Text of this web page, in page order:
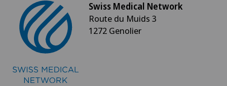
Swiss Medical Network
Route du Muids 3
1272 Genolier